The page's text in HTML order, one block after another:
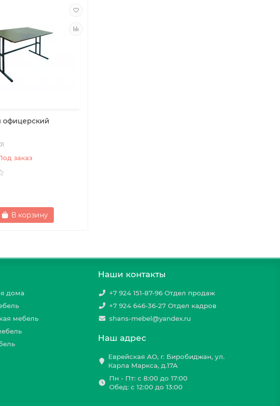
офицерский
заказ
В корзину
дома
мебель
Наши контакты
+7 924 151-87-96 Отдел продаж
+7 924 646-36-27 Отдел кадров
shans-mebel@yandex.ru
Наш адрес
Еврейская АО, г. Биробиджан, ул.
Карла Маркса, д.17А
Пн - Пт: с 8:00 до 17:00
Обед: с 12:00 до 13:00